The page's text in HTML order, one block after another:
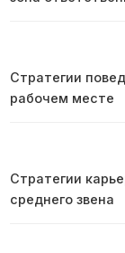
Стратегии
рабочем месте
Стратегии
среднего звена